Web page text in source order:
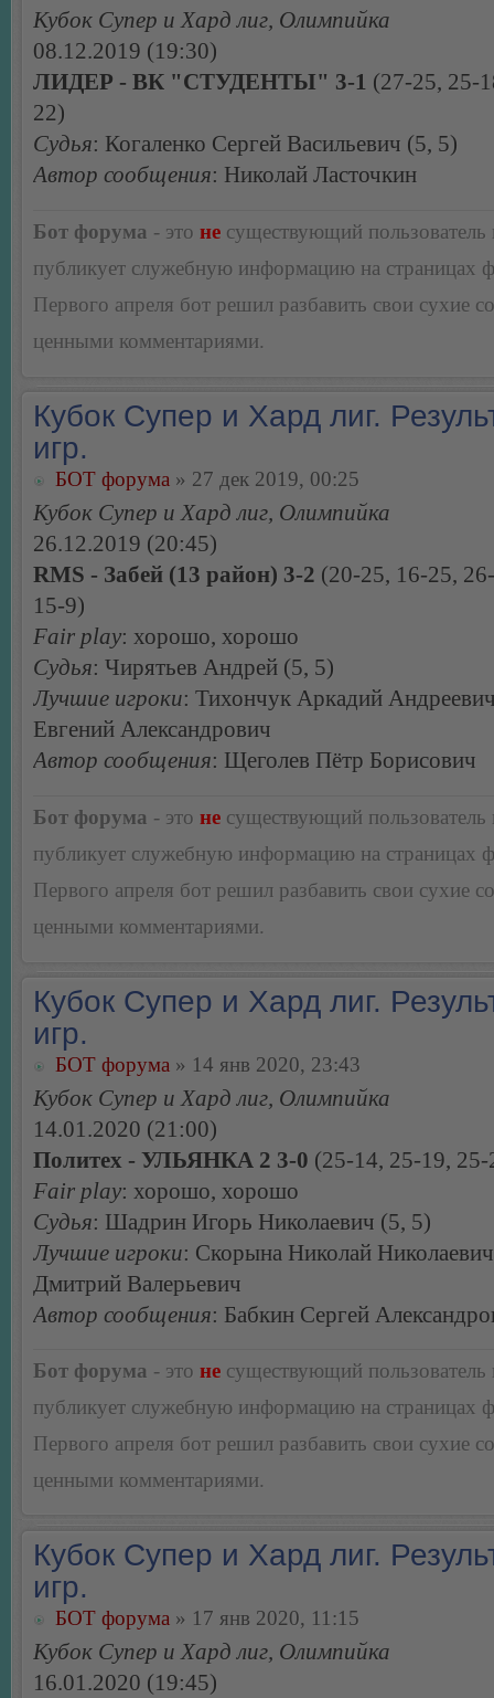
Кубок Супер и Хард лиг, Олимпийка
08.12.2019 (19:30)
ЛИДЕР - ВК "СТУДЕНТЫ" 3-1 (27-25, 25-
22)
Судья: Когаленко Сергей Васильевич (5, 5)
Автор сообщения: Николай Ласточкин
Бот форума - это не существующий пользователь
публикует служебную информацию на страницах
Первого апреля бот решил разбавить свои сухие
ценными комментариями.
Кубок Супер и Хард лиг.
игр.
БОТ форума » 27 дек 2019, 00:25
Кубок Супер и Хард лиг, Олимпийка
26.12.2019 (20:45)
RMS - Забей (13 район) 3-2 (20-25, 16-25,
15-9)
Fair play: хорошо, хорошо
Судья: Чирятьев Андрей (5, 5)
Лучшие игроки: Тихончук Аркадий
Евгений Александрович
Автор сообщения: Щеголев Пётр Борисович
Бот форума - это не существующий пользователь
публикует служебную информацию на страницах
Первого апреля бот решил разбавить свои сухие
ценными комментариями.
Кубок Супер и Хард лиг.
игр.
БОТ форума » 14 янв 2020, 23:43
Кубок Супер и Хард лиг, Олимпийка
14.01.2020 (21:00)
Политех - УЛЬЯНКА 2 3-0 (25-14, 25-19,
Fair play: хорошо, хорошо
Судья: Шадрин Игорь Николаевич (5, 5)
Лучшие игроки: Скорына Николай
Дмитрий Валерьевич
Автор сообщения: Бабкин Сергей
Бот форума - это не существующий пользователь
публикует служебную информацию на страницах
Первого апреля бот решил разбавить свои сухие
ценными комментариями.
Кубок Супер и Хард лиг.
игр.
БОТ форума » 17 янв 2020, 11:15
Кубок Супер и Хард лиг, Олимпийка
16.01.2020 (19:45)